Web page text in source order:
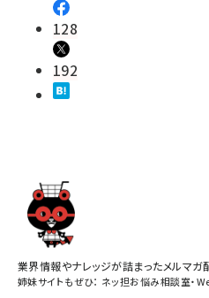
128
192
業界情報やナレッジが詰まったメルマガ
姉妹サイトもぜひ： ネッ担お悩み相談室・